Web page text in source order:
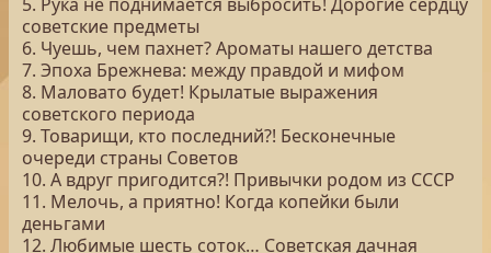
советские предметы
6. Чуешь, чем пахнет? Ароматы нашего детства
7. Эпоха Брежнева: между правдой и мифом
8. Маловато будет! Крылатые выражения
советского периода
9. Товарищи, кто последний?! Бесконечные
очереди страны Советов
10. А вдруг пригодится?! Привычки родом из СССР
11. Мелочь, а приятно! Когда копейки были
деньгами
12. Любимые шесть соток… Советская дачная